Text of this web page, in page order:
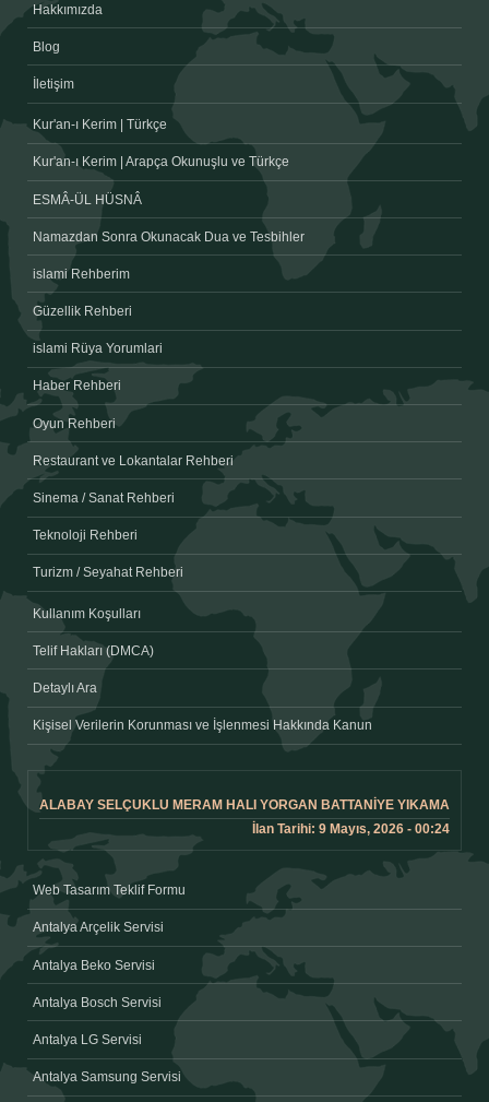
Hakkımızda
Blog
İletişim
Kur'an-ı Kerim | Türkçe
Kur'an-ı Kerim | Arapça Okunuşlu ve Türkçe
ESMÂ-ÜL HÜSNÂ
Namazdan Sonra Okunacak Dua ve Tesbihler
islami Rehberim
Güzellik Rehberi
islami Rüya Yorumlari
Haber Rehberi
Oyun Rehberi
Restaurant ve Lokantalar Rehberi
Sinema / Sanat Rehberi
Teknoloji Rehberi
Turizm / Seyahat Rehberi
Kullanım Koşulları
Telif Hakları (DMCA)
Detaylı Ara
Kişisel Verilerin Korunması ve İşlenmesi Hakkında Kanun
ALABAY SELÇUKLU MERAM HALI YORGAN BATTANIYE YIKAMA
İlan Tarihi: 9 Mayıs, 2026 - 00:24
Web Tasarım Teklif Formu
Antalya Arçelik Servisi
Antalya Beko Servisi
Antalya Bosch Servisi
Antalya LG Servisi
Antalya Samsung Servisi